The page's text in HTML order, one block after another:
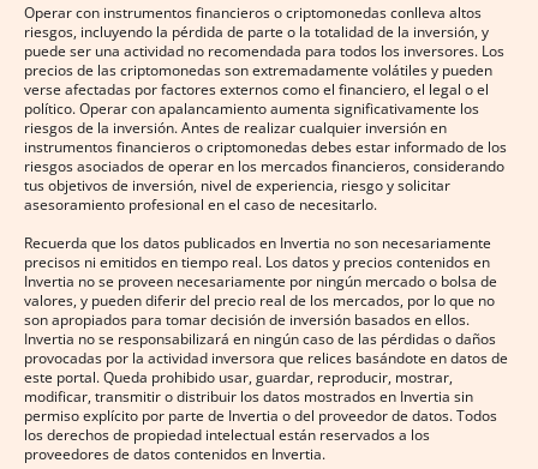
Operar con instrumentos financieros o criptomonedas conlleva altos
riesgos, incluyendo la pérdida de parte o la totalidad de la inversión, y
puede ser una actividad no recomendada para todos los inversores. Los
precios de las criptomonedas son extremadamente volátiles y pueden
verse afectadas por factores externos como el financiero, el legal o el
político. Operar con apalancamiento aumenta significativamente los
riesgos de la inversión. Antes de realizar cualquier inversión en
instrumentos financieros o criptomonedas debes estar informado de los
riesgos asociados de operar en los mercados financieros, considerando
tus objetivos de inversión, nivel de experiencia, riesgo y solicitar
asesoramiento profesional en el caso de necesitarlo.
Recuerda que los datos publicados en Invertia no son necesariamente
precisos ni emitidos en tiempo real. Los datos y precios contenidos en
Invertia no se proveen necesariamente por ningún mercado o bolsa de
valores, y pueden diferir del precio real de los mercados, por lo que no
son apropiados para tomar decisión de inversión basados en ellos.
Invertia no se responsabilizará en ningún caso de las pérdidas o daños
provocadas por la actividad inversora que relices basándote en datos de
este portal. Queda prohibido usar, guardar, reproducir, mostrar,
modificar, transmitir o distribuir los datos mostrados en Invertia sin
permiso explícito por parte de Invertia o del proveedor de datos. Todos
los derechos de propiedad intelectual están reservados a los
proveedores de datos contenidos en Invertia.